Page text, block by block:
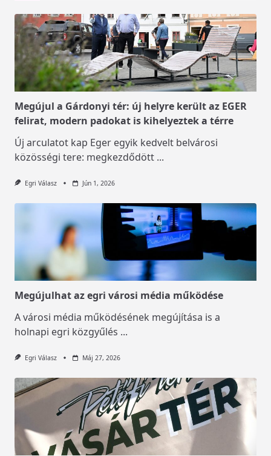
Megújul a Gárdonyi tér: új helyre került az EGER
felirat, modern padokat is kihelyeztek a térre
Új arculatot kap Eger egyik kedvelt belvárosi
közösségi tere: megkezdődött ...
Egri Válasz Jún 1, 2026
Megújulhat az egri városi média működése
A városi média működésének megújítása is a
holnapi egri közgyűlés ...
Egri Válasz Máj 27, 2026